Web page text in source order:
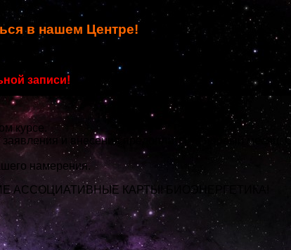
в нашем Центре!
на сентябрь 2020 года!
записи!
курсе.
и внесения предоплаты за первый месяц.
намерения.
АССОЦИАТИВНЫЕ КАРТЫ! БИОЭНЕРГЕТИКА!